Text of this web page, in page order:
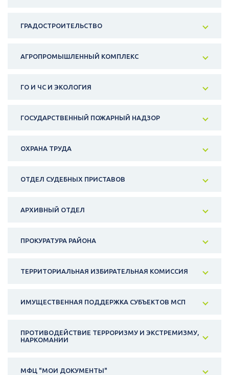
ГРАДОСТРОИТЕЛЬСТВО
АГРОПРОМЫШЛЕННЫЙ КОМПЛЕКС
ГО И ЧС И ЭКОЛОГИЯ
ГОСУДАРСТВЕННЫЙ ПОЖАРНЫЙ НАДЗОР
ОХРАНА ТРУДА
ОТДЕЛ СУДЕБНЫХ ПРИСТАВОВ
АРХИВНЫЙ ОТДЕЛ
ПРОКУРАТУРА РАЙОНА
ТЕРРИТОРИАЛЬНАЯ ИЗБИРАТЕЛЬНАЯ КОМИССИЯ
ИМУЩЕСТВЕННАЯ ПОДДЕРЖКА СУБЪЕКТОВ МСП
ПРОТИВОДЕЙСТВИЕ ТЕРРОРИЗМУ И ЭКСТРЕМИЗМУ,
НАРКОМАНИИ
МФЦ "МОИ ДОКУМЕНТЫ"